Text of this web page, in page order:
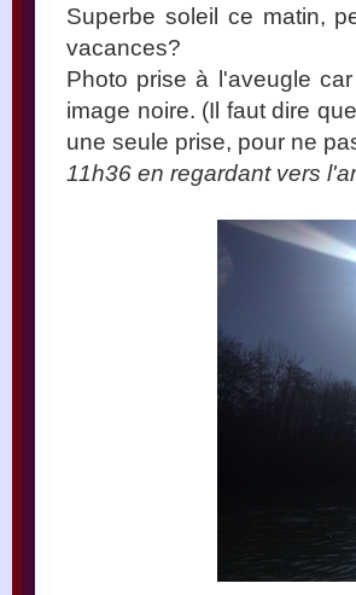
Superbe soleil ce matin,
vacances?
Photo prise à l'aveugle
image noire. (Il faut dire
une seule prise, pour ne
11h36 en regardant vers